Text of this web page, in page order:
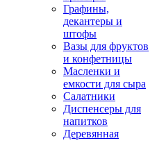
Графины,
декантеры и
штофы
Вазы для фруктов
и конфетницы
Масленки и
емкости для сыра
Салатники
Диспенсеры для
напитков
Деревянная